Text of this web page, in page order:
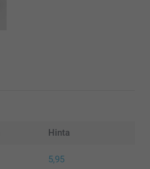
Hinta
5,95